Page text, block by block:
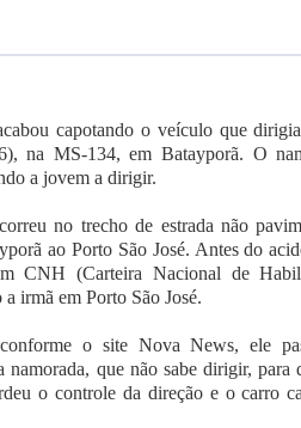
capotando o veículo que
na MS-134, em Batayporã. O
a jovem a dirigir.
no trecho de estrada não
ao Porto São José. Antes do
CNH (Carteira Nacional de
irmã em Porto São José.
o site Nova News, ele
namorada, que não sabe dirigir, para
o controle da direção e o carro